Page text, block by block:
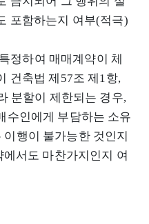
포함하는지 여부(적극)
정하여 매매계약이 체
건축법 제57조 제1항,
분할이 제한되는 경우,
수인에게 부담하는 소유
행이 불가능한 것인지
서도 마찬가지인지 여